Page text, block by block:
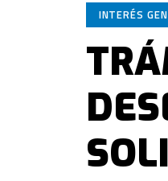
INTERÉS